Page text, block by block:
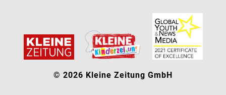
© 2026 Kleine Zeitung GmbH